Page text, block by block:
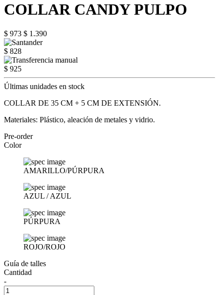
COLLAR CANDY PULPO
$ 973 $ 1.390
$ 828
$ 925
Últimas unidades en stock
COLLAR DE 35 CM + 5 CM DE EXTENSIÓN.
Materiales: Plástico, aleación de metales y vidrio.
Pre-order
Color
AMARILLO/PÚRPURA
AZUL / AZUL
PÚRPURA
ROJO/ROJO
Guía de talles
Cantidad
-